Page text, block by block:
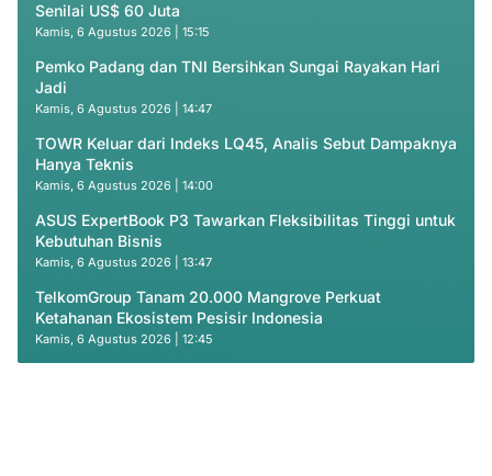
Senilai US$ 60 Juta
Kamis, 6 Agustus 2026 | 15:15
Pemko Padang dan TNI Bersihkan Sungai Rayakan Hari
Jadi
Kamis, 6 Agustus 2026 | 14:47
TOWR Keluar dari Indeks LQ45, Analis Sebut Dampaknya
Hanya Teknis
Kamis, 6 Agustus 2026 | 14:00
ASUS ExpertBook P3 Tawarkan Fleksibilitas Tinggi untuk
Kebutuhan Bisnis
Kamis, 6 Agustus 2026 | 13:47
TelkomGroup Tanam 20.000 Mangrove Perkuat
Ketahanan Ekosistem Pesisir Indonesia
Kamis, 6 Agustus 2026 | 12:45